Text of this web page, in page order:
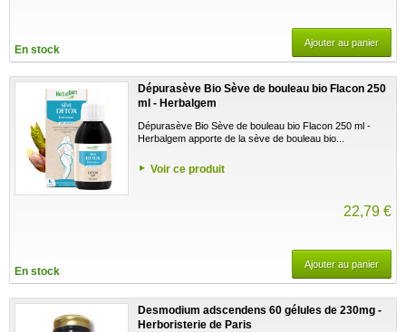
En stock
Ajouter au panier
Dépurasève Bio Sève de bouleau bio Flacon 250
ml - Herbalgem
Dépurasève Bio Sève de bouleau bio Flacon 250 ml -
Herbalgem apporte de la sève de bouleau bio...
Voir ce produit
22,79 €
En stock
Ajouter au panier
Desmodium adscendens 60 gélules de 230mg -
Herboristerie de Paris